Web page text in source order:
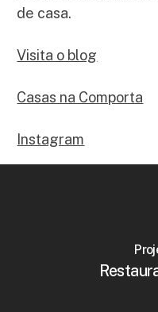
de casa.
Visita o blog
Casas na Comporta
Instagram